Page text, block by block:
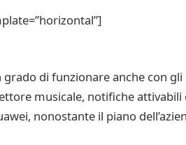
grado di funzionare anche con gli
musicale, notifiche attivabili
nonostante il piano